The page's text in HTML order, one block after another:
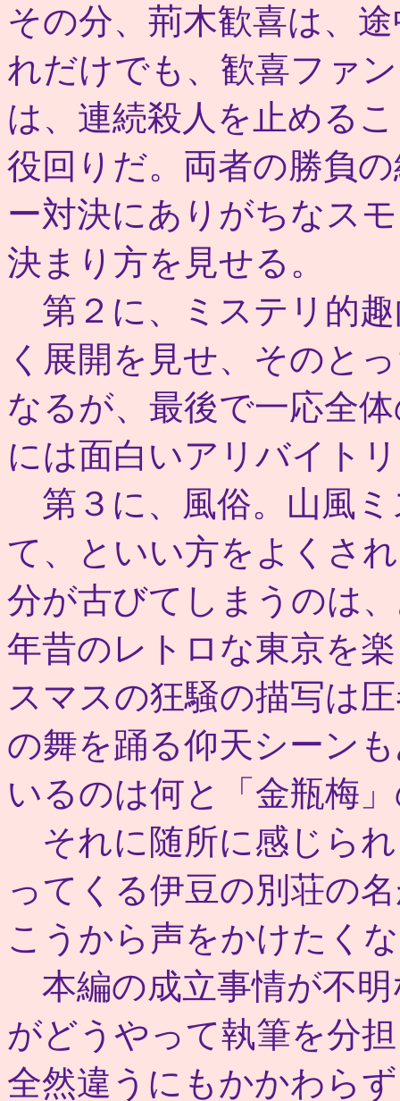
その分、荊木歓喜は、
れだけでも、歓喜ファ
は、連続殺人を止める
役回りだ。両者の勝負
ー対決にありがちなス
決まり方を見せる。
第２に、ミステリ的
く展開を見せ、そのと
なるが、最後で一応全
には面白いアリバイト
第３に、風俗。山風
て、といい方をよくさ
分が古びてしまうのは
年昔のレトロな東京を
スマスの狂騒の描写は
の舞を踊る仰天シーン
いるのは何と「金瓶梅
それに随所に感じら
ってくる伊豆の別荘の
こうから声をかけたく
本編の成立事情が不明
がどうやって執筆を分
全然違うにもかかわら